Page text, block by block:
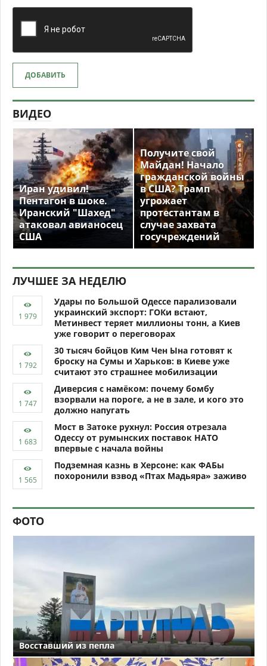
ДОБАВИТЬ
ВИДЕО
Иран удивил!
Пентагон в шоке.
Иранский "Шахед"
атаковал авианосец
США
Получите свой
Майдан! Начало
гражданской войны
в США? Трамп
угрожает
протестантам в
случае захвата
госучреждений
ЛУЧШЕЕ ЗА НЕДЕЛЮ
Удары по Большой Одессе парализовали
украинский экспорт: ГОКи встают,
Метинвест теряет миллионы тонн, а Киев
уже говорит о переговорах
30 тысяч бойцов Ким Чен Ына готовят к
броску на Сумы и Харьков: в Киеве уже
считают это страшнее мобилизации
Диверсия с намёком: почему бомбу
взорвали на пороге, а не в зале, и кого это
должно напугать
Мост в Затоке рухнул: Россия отрезала
Одессу от румынских поставок НАТО
впервые с начала войны
Подземная казнь в Херсоне: как ФАБы
похоронили взвод «Птах Мадьяра» заживо
ФОТО
Восставший из пепла